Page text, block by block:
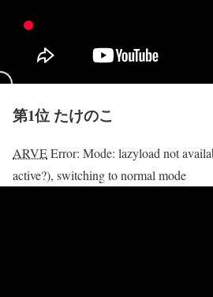
第1位 たけのこ
ARVEError: Mode: lazyload not
active?), switching to normal mode